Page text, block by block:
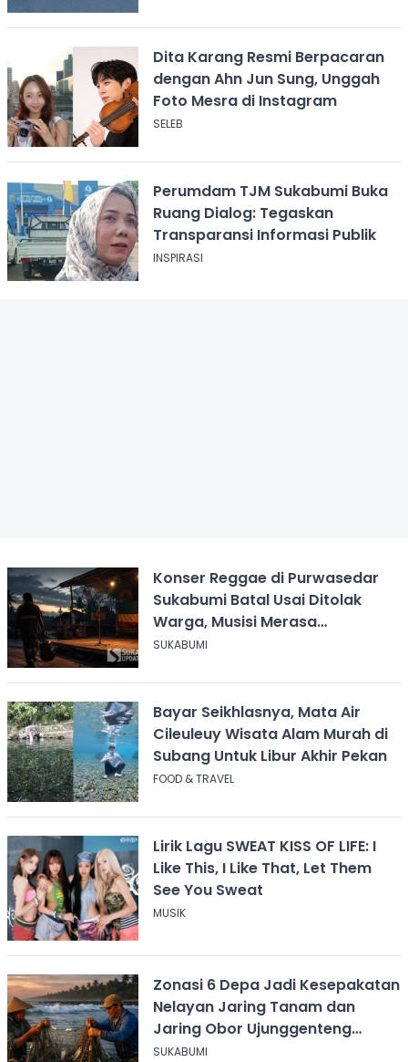
Dita Karang Resmi Berpacaran
dengan Ahn Jun Sung, Unggah
Foto Mesra di Instagram
SELEB
Perumdam TJM Sukabumi Buka
Ruang Dialog: Tegaskan
Transparansi Informasi Publik
INSPIRASI
Konser Reggae di Purwasedar
Sukabumi Batal Usai Ditolak
Warga, Musisi Merasa
Didiskreditkan
SUKABUMI
Bayar Seikhlasnya, Mata Air
Cileuleuy Wisata Alam Murah di
Subang Untuk Libur Akhir Pekan
FOOD & TRAVEL
Lirik Lagu SWEAT KISS OF LIFE: I
Like This, I Like That, Let Them
See You Sweat
MUSIK
Zonasi 6 Depa Jadi Kesepakatan
Nelayan Jaring Tanam dan
Jaring Obor Ujunggenteng
Sukabumi
SUKABUMI